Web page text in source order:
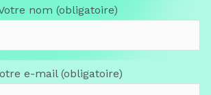
nom (obligatoire)
e-mail (obligatoire)